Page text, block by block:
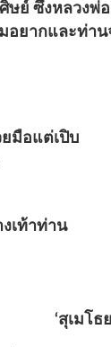
เป็นลูกศิษย์
อยากและท่า
ฉันข้าว
ทั้งโยม
พื่อคอย
เณรเหล่
กจะเป็
ขณะก้มล
มโธยอม